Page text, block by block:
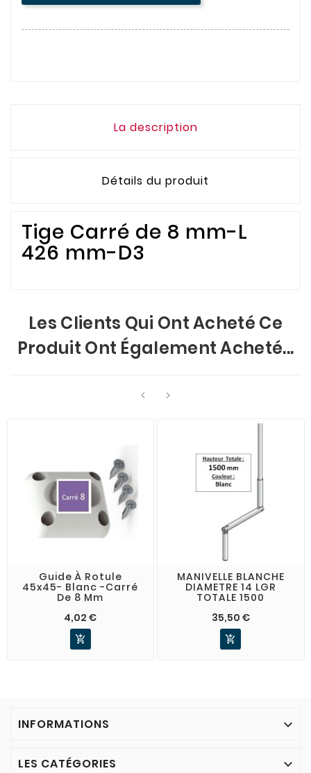
La description
Détails du produit
Tige Carré de 8 mm-L
426 mm-D3
Les Clients Qui Ont Acheté Ce
Produit Ont Également Acheté...
 
Guide À Rotule
45x45- Blanc -Carré
De 8 Mm
4,02 €

MANIVELLE BLANCHE
DIAMETRE 14 LGR
TOTALE 1500
35,50 €

INFORMATIONS 
LES CATÉGORIES 